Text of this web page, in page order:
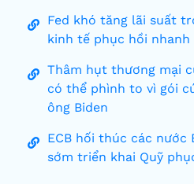
Fed khó tăng lãi suất
kinh tế phục hồi nhanh
Thâm hụt thương mại
có thể phình to vì gói
ông Biden
ECB hối thúc các nước
sớm triển khai Quỹ